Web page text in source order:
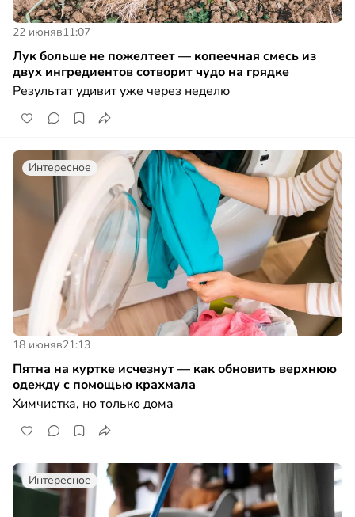
22 июняв11:07
Лук больше не пожелтеет — копеечная смесь из
двух ингредиентов сотворит чудо на грядке
Результат удивит уже через неделю
Интересное
18 июняв21:13
Пятна на куртке исчезнут — как обновить верхнюю
одежду с помощью крахмала
Химчистка, но только дома
Интересное